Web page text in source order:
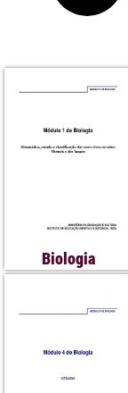
Biologia